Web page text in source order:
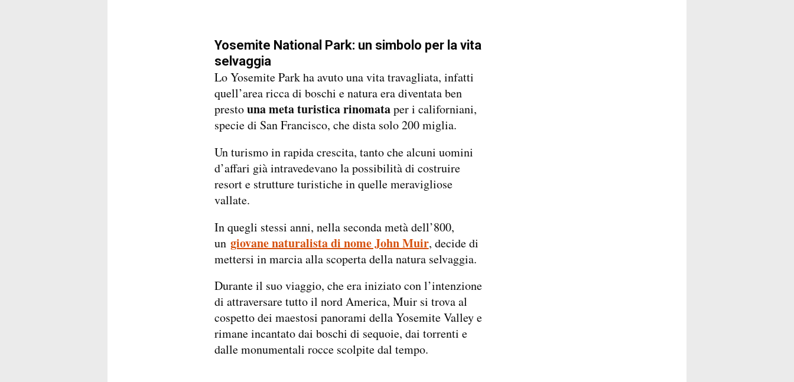
Yosemite National Park: un simbolo per la vita
selvaggia
Lo Yosemite Park ha avuto una vita travagliata, infatti
quell’area ricca di boschi e natura era diventata ben
prestouna meta turistica rinomataper i californiani,
specie di San Francisco, che dista solo 200 miglia.
Un turismo in rapida crescita, tanto che alcuni uomini
d’affari già intravedevano la possibilità di costruire
resort e strutture turistiche in quelle meravigliose
vallate.
In quegli stessi anni, nella seconda metà dell’800,
un giovane naturalista di nome John Muir, decide di
mettersi in marcia alla scoperta della natura selvaggia.
Durante il suo viaggio, che era iniziato con l’intenzione
di attraversare tutto il nord America, Muir si trova al
cospetto dei maestosi panorami della Yosemite Valley e
rimane incantato dai boschi di sequoie, dai torrenti e
dalle monumentali rocce scolpite dal tempo.